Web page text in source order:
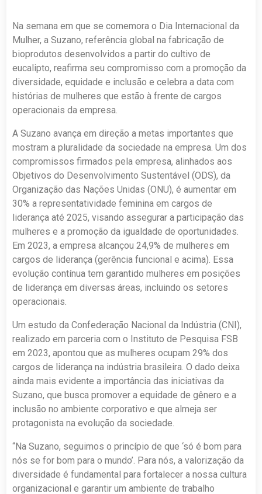
Na semana em que se comemora o Dia Internacional da
Mulher, a Suzano, referência global na fabricação de
bioprodutos desenvolvidos a partir do cultivo de
eucalipto, reafirma seu compromisso com a promoção da
diversidade, equidade e inclusão e celebra a data com
histórias de mulheres que estão à frente de cargos
operacionais da empresa.
A Suzano avança em direção a metas importantes que
mostram a pluralidade da sociedade na empresa. Um dos
compromissos firmados pela empresa, alinhados aos
Objetivos do Desenvolvimento Sustentável (ODS), da
Organização das Nações Unidas (ONU), é aumentar em
30% a representatividade feminina em cargos de
liderança até 2025, visando assegurar a participação das
mulheres e a promoção da igualdade de oportunidades.
Em 2023, a empresa alcançou 24,9% de mulheres em
cargos de liderança (gerência funcional e acima). Essa
evolução contínua tem garantido mulheres em posições
de liderança em diversas áreas, incluindo os setores
operacionais.
Um estudo da Confederação Nacional da Indústria (CNI),
realizado em parceria com o Instituto de Pesquisa FSB
em 2023, apontou que as mulheres ocupam 29% dos
cargos de liderança na indústria brasileira. O dado deixa
ainda mais evidente a importância das iniciativas da
Suzano, que busca promover a equidade de gênero e a
inclusão no ambiente corporativo e que almeja ser
protagonista na evolução da sociedade.
“Na Suzano, seguimos o princípio de que ‘só é bom para
nós se for bom para o mundo’. Para nós, a valorização da
diversidade é fundamental para fortalecer a nossa cultura
organizacional e garantir um ambiente de trabalho